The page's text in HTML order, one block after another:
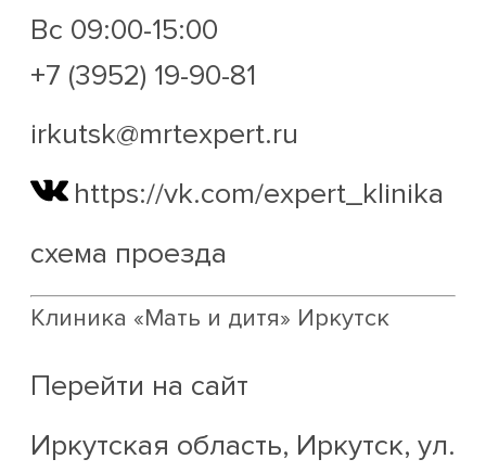
Вс 09:00-15:00
+7 (3952) 19-90-81
irkutsk@mrtexpert.ru
https://vk.com/expert_klinika
схема проезда
Клиника «Мать и дитя» Иркутск
Перейти на сайт
Иркутская область, Иркутск, ул.